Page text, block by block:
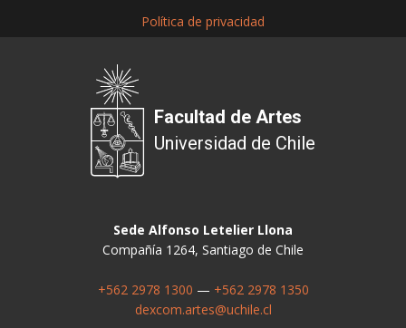
Política de privacidad
Facultad de Artes
Universidad de Chile
Sede Alfonso Letelier Llona
Compañía 1264, Santiago de Chile
+562 2978 1300 — +562 2978 1350
dexcom.artes@uchile.cl